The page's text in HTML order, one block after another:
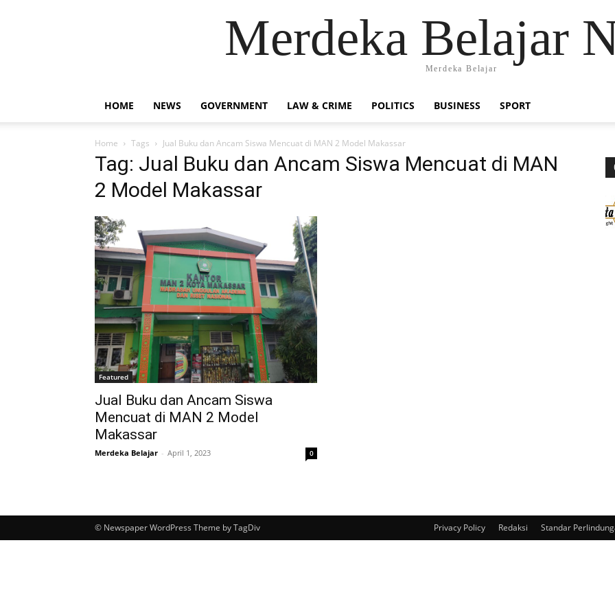
Merdeka Belajar
Merdeka Belajar
HOME NEWS GOVERNMENT LAW & CRIME POLITICS BUSINESS SPORT
Home Tags Jual Buku dan Ancam Siswa Mencuat di MAN 2 Model Makassar
Tag: Jual Buku dan Ancam Siswa Mencuat di MAN
2 Model Makassar
Featured
Jual Buku dan Ancam Siswa
Mencuat di MAN 2 Model
Makassar
Merdeka Belajar - April 1, 2023 0
Privacy Policy Redaksi Standar
© Newspaper WordPress Theme by TagDiv